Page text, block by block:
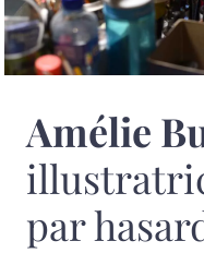
Amélie
par